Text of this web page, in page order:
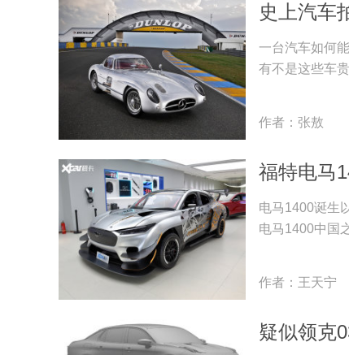
史上汽车
一台汽车如何
有不是这些车
作者：张敖
福特电马
电马1400诞生
电马1400中国
作者：王天宁
疑似领克